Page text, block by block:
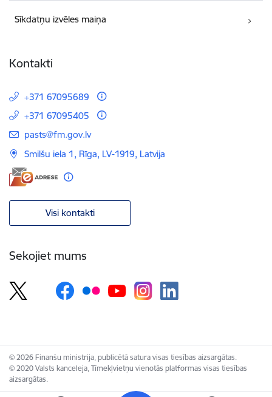
Sīkdatņu izvēles maiņa
Kontakti
+371 67095689
+371 67095405
E-pasts:
pasts@fm.gov.lv
Smilšu iela 1, Rīga, LV-1919, Latvija
Visi kontakti
Sekojiet mums
© 2026 Finanšu ministrija, publicētā satura visas tiesības aizsargātas.
© 2020 Valsts kanceleja, Tīmekļvietņu vienotās platformas visas tiesības
aizsargātas.